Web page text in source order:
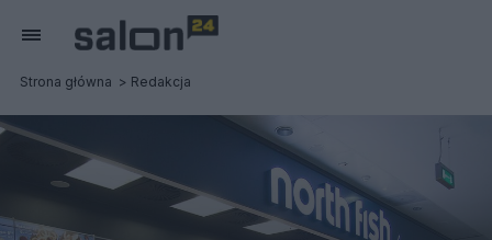
Strona główna Redakcja